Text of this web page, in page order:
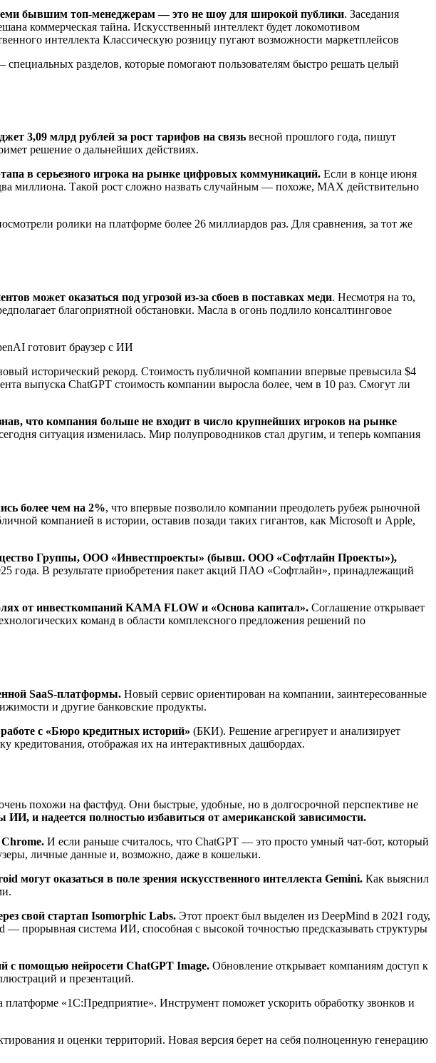
бывшим топ-менеджерам — это не шоу для широкой публики. Заседания
коммерческая тайна. Искусственный интеллект будет локомотивом
интеллекта Классическую розницу пугают возможности маркетплейсов
специальных разделов, которые помогают пользователям быстро решать целый
3,09 млрд рублей за рост тарифов на связь весной прошлого года, пишут
решение о дальнейших действиях.
в серьезного игрока на рынке цифровых коммуникаций. Если в конце июня
миллиона. Такой рост сложно назвать случайным — похоже, MAX действительно
ролики на платформе более 26 миллиардов раз. Для сравнения, за тот же
может оказаться под угрозой из-за сбоев в поставках меди. Несмотря на то,
благоприятной обстановки. Масла в огонь подлило консалтинговое
исторический рекорд. Стоимость публичной компании впервые превысила $4
выпуска ChatGPT стоимость компании выросла более, чем в 10 раз. Смогут ли
что компания больше не входит в число крупнейших игроков на рынке
ситуация изменилась. Мир полупроводников стал другим, и теперь компания
более чем на 2%, что впервые позволило компании преодолеть рубеж рыночной
компанией в истории, оставив позади таких гигантов, как Microsoft и Apple,
Группы, ООО «Инвестпроекты» (бывш. ООО «Софтлайн Проекты»),
года. В результате приобретения пакет акций ПАО «Софтлайн», принадлежащий
от инвесткомпаний KAMA FLOW и «Основа капитал». Соглашение открывает
команд в области комплексного предложения решений по
SaaS-платформы. Новый сервис ориентирован на компании, заинтересованные
и другие банковские продукты.
с «Бюро кредитных историй» (БКИ). Решение агрегирует и анализирует
кредитования, отображая их на интерактивных дашбордах.
похожи на фастфуд. Они быстрые, удобные, но в долгосрочной перспективе не
и надеется полностью избавиться от американской зависимости.
И если раньше считалось, что ChatGPT — это просто умный чат-бот, который
личные данные и, возможно, даже в кошельки.
могут оказаться в поле зрения искусственного интеллекта Gemini. Как выяснил
свой стартап Isomorphic Labs. Этот проект был выделен из DeepMind в 2021 году,
— прорывная система ИИ, способная с высокой точностью предсказывать структуры
с помощью нейросети ChatGPT Image. Обновление открывает компаниям доступ к
и презентаций.
платформе «1С:Предприятие». Инструмент поможет ускорить обработку звонков и
и оценки территорий. Новая версия берет на себя полноценную генерацию